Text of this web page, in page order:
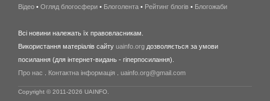
киев
wimax
в
Відео • Огляд блогосфери • Блоголента • Рейтинг блогів • Блогожаби
Всі новини належать їх правовласникам.
Використання матеріалів сайту uainfo.org дозволяється за умови
посилання (для інтернет-видань - гіперпосилання).
Про нас
Контактна інформація uainfo.org@gmail.com
Copyright © 2011-2026 UAINFO.